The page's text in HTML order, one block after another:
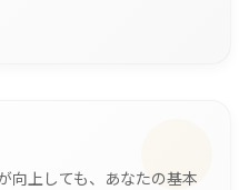
向上しても、あなたの基本